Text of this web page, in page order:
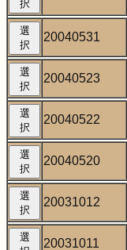
択
選
択
20040531
選
択
20040523
選
択
20040522
選
択
20040520
選
択
20031012
選
20031011